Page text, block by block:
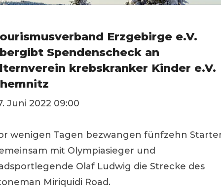
Erzgebirge e.V.
Spendenscheck an
krebskranker Kinder e.V.
Juni 2022 09:00
wenigen Tagen bezwangen fünfzehn
mit Olympiasieger und
Olaf Ludwig die Strecke des
Miriquidi Road.